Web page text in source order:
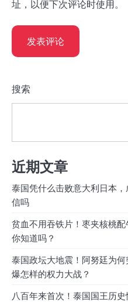
址，以便下次评论时使用。
搜索
近期文章
泰国凭什么击败意大利日本
信吗
贫血不用吞铁片！枣夹核桃
你知道吗？
泰国政坛大地震！阿努廷为
爆怎样的权力大战？
八百年来首次！泰国国王历